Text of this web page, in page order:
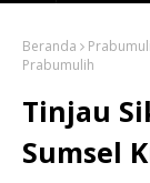
Beranda
Prabumulih
Tinjau
Sumsel